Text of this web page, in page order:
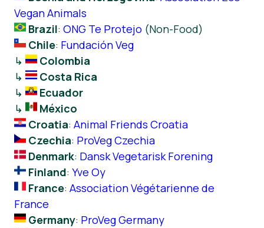
Vegan Animals
Brazil: ONG Te Protejo (Non-Food)
Chile: Fundación Veg
↳
Colombia
↳
Costa Rica
↳
Ecuador
↳
México
Croatia: Animal Friends Croatia
Czechia: ProVeg Czechia
Denmark: Dansk Vegetarisk Forening
Finland: Yve Oy
France: Association Végétarienne de
France
Germany: ProVeg Germany